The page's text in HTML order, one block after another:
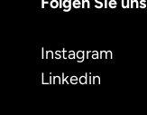
Instagram
Linkedin